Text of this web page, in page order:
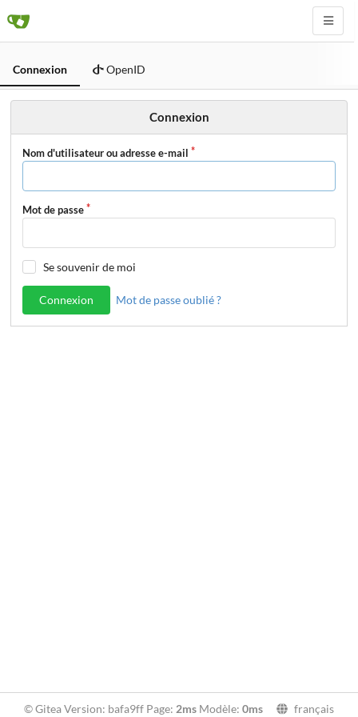
Connexion OpenID
Connexion
Nom d'utilisateur ou adresse e-mail
Mot de passe
Se souvenir de moi
Connexion Mot de passe oublié ?
© Gitea Version: bafa9ff Page: 2msModèle: 0ms français